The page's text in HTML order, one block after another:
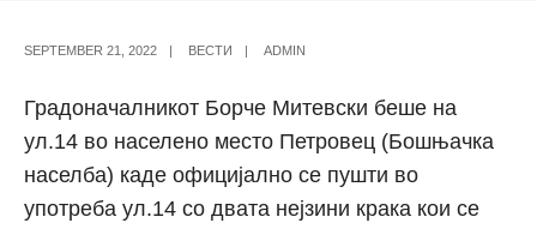
SEPTEMBER 21, 2022 ВЕСТИ ADMIN
Градоначалникот Борче Митевски беше на
ул.14 во населено место Петровец (Бошњачка
населба) каде официјално се пушти во
употреба ул.14 со двата нејзини крака кои се